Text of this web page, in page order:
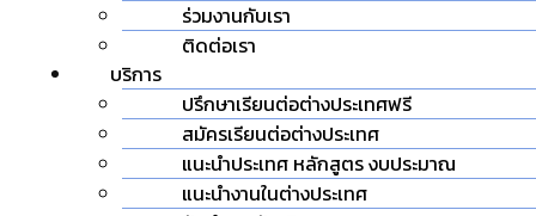
ร่วมงานกับเรา
ติดต่อเรา
บริการ
ปรึกษาเรียนต่อต่างประเทศฟรี
สมัครเรียนต่อต่างประเทศ
แนะนำประเทศ หลักสูตร งบประมาณ
แนะนำงานในต่างประเทศ